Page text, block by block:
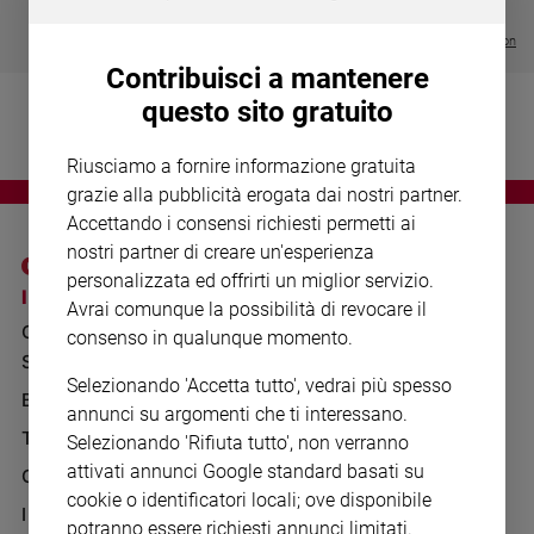
Devozione
fede
giorno
Santo
del
Società
e
valori
Visualizza tutte le collection
I SITI SAN PAOLO
GRUPPO EDITORIALE
SAN PAOLO
BENESSERE
TELENOVA
GAZZETTA D'ALBA
IL GIORNALINO
NOTE LEGALI
PRIVACY POLICY
WHISTLEBLOWING
SOCIAL
Contribuisci a mantenere
questo sito gratuito
Riusciamo a fornire informazione gratuita
grazie alla pubblicità erogata dai nostri partner.
Accettando i consensi richiesti permetti ai
nostri partner di creare un'esperienza
personalizzata ed offrirti un miglior servizio.
Avrai comunque la possibilità di revocare il
consenso in qualunque momento.
Selezionando 'Accetta tutto', vedrai più spesso
annunci su argomenti che ti interessano.
Selezionando 'Rifiuta tutto', non verranno
attivati annunci Google standard basati su
cookie o identificatori locali; ove disponibile
potranno essere richiesti annunci limitati.